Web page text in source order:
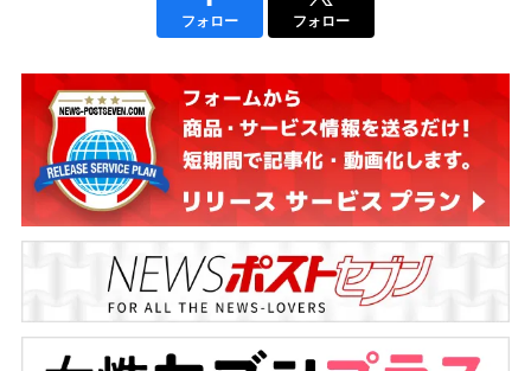
フォロー フォロー